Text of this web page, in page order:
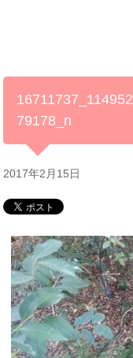
79178_n
2017年2月15日